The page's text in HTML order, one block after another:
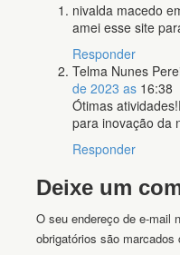
nivalda macedo
amei esse site
Responder
Telma Nunes
de 2023 as 16:38
Ótimas
para inovação da
Responder
Deixe um
O seu endereço de e-mail
obrigatórios são marcados